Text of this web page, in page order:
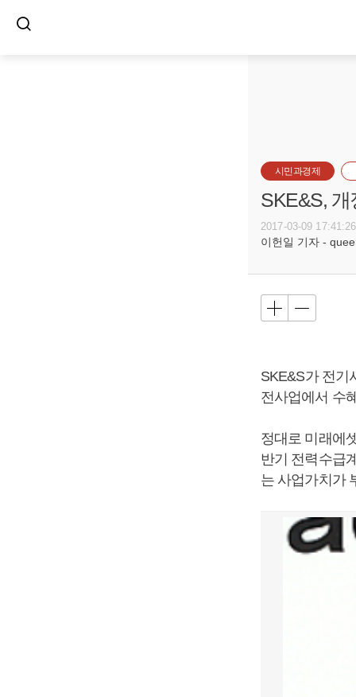
시민과경제
SKE&S,
2017-03-09 17:41:26
이헌일 기자 -
SKE&S가 전기
전사업에서 수
정대로 미래에
반기 전력수급
는 사업가치가